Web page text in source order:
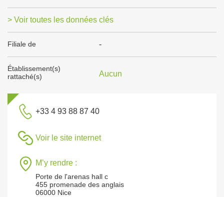
> Voir toutes les données clés
Filiale de -
Établissement(s)
rattaché(s)
Aucun
+33 4 93 88 87 40
Voir le site internet
M’y rendre :
Porte de l'arenas hall c
455 promenade des anglais
06000 Nice